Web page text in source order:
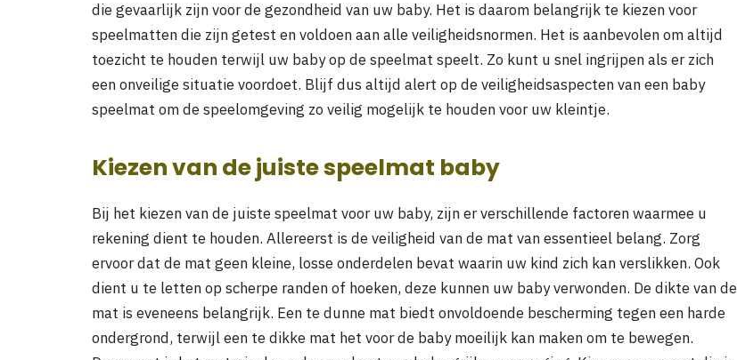
die gevaarlijk zijn voor de gezondheid van uw baby. Het is daarom belangrijk te kiezen voor
speelmatten die zijn getest en voldoen aan alle veiligheidsnormen. Het is aanbevolen om altijd
toezicht te houden terwijl uw baby op de speelmat speelt. Zo kunt u snel ingrijpen als er zich
een onveilige situatie voordoet. Blijf dus altijd alert op de veiligheidsaspecten van een baby
speelmat om de speelomgeving zo veilig mogelijk te houden voor uw kleintje.
Kiezen van de juiste speelmat baby
Bij het kiezen van de juiste speelmat voor uw baby, zijn er verschillende factoren waarmee u
rekening dient te houden. Allereerst is de veiligheid van de mat van essentieel belang. Zorg
ervoor dat de mat geen kleine, losse onderdelen bevat waarin uw kind zich kan verslikken. Ook
dient u te letten op scherpe randen of hoeken, deze kunnen uw baby verwonden. De dikte van de
mat is eveneens belangrijk. Een te dunne mat biedt onvoldoende bescherming tegen een harde
ondergrond, terwijl een te dikke mat het voor de baby moeilijk kan maken om te bewegen.